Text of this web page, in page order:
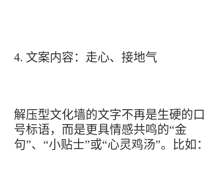
4. 文案内容：走心、接地气
解压型文化墙的文字不再是生硬的口
号标语，而是更具情感共鸣的“金
句”、“小贴士”或“心灵鸡汤”。比如：